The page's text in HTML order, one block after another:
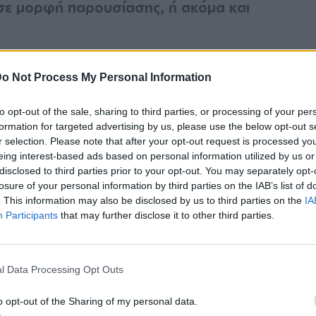
Not Process My Personal Information
opt-out of the sale, sharing to third parties, or processing of your
for targeted advertising by us, please use the below opt-out
selection. Please note that after your opt-out request is processed
interest-based ads based on personal information utilized by us
to third parties prior to your opt-out. You may separately
of your personal information by third parties on the IAB’s list of
This information may also be disclosed by us to third parties on the
Participants that may further disclose it to other third parties.
Data Processing Opt Outs
opt-out of the Sharing of my personal data.
μορφή παρουσίασης, ή ακόμα και
τις εβδομάδες μόδας, αλλά φαίνεται ότι
μορφή τους, με θεατές και it girls
για την άνοιξη-καλοκαίρι του 2022,
Τα μαλλιά και το μακιγιάζ έκλεψαν
2021